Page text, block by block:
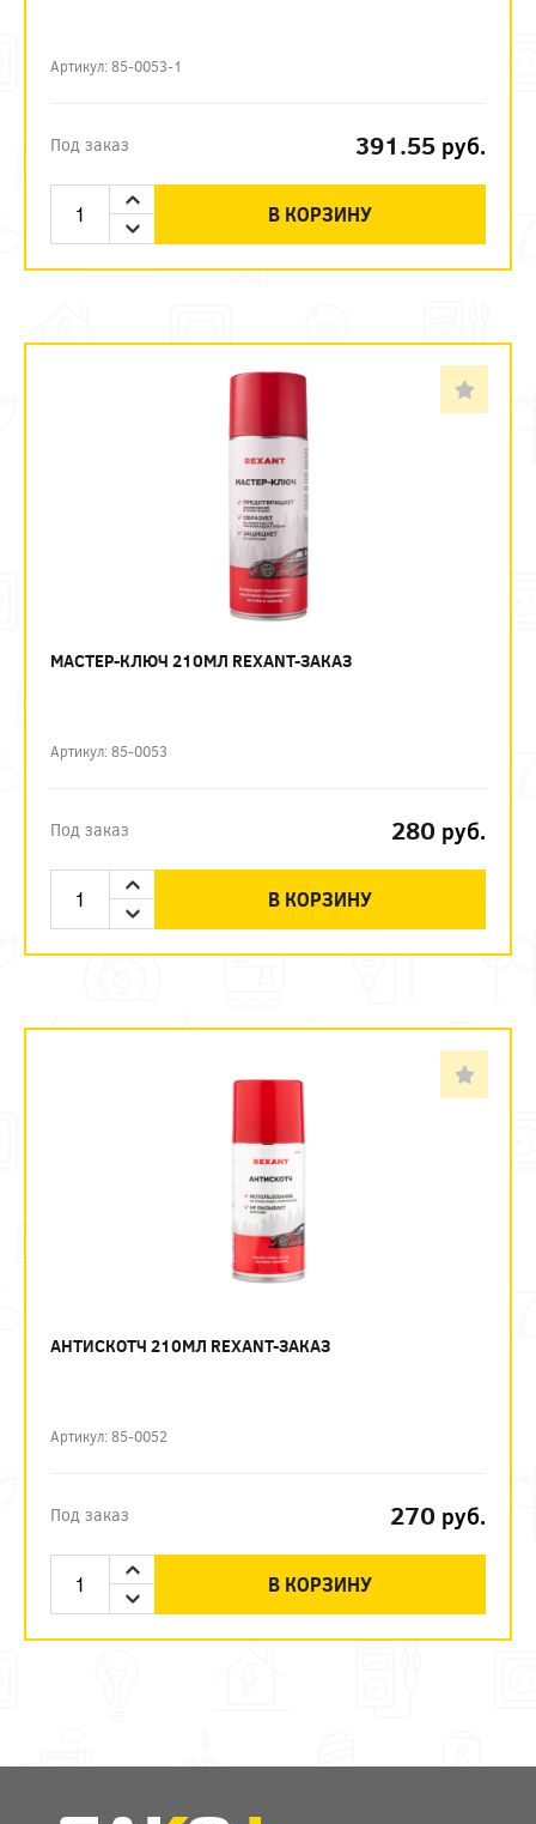
Артикул: 85-0053-1
Под заказ 391.55 руб.
В КОРЗИНУ
МАСТЕР-КЛЮЧ 210МЛ REXANT-ЗАКАЗ
Артикул: 85-0053
Под заказ 280 руб.
В КОРЗИНУ
АНТИСКОТЧ 210МЛ REXANT-ЗАКАЗ
Артикул: 85-0052
Под заказ 270 руб.
В КОРЗИНУ